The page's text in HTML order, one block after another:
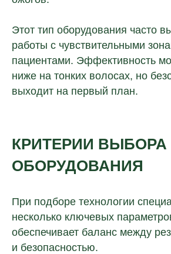
Этот тип оборудования часто
работы с чувствительными
пациентами. Эффективность
ниже на тонких волосах, но
выходит на первый план.
КРИТЕРИИ ВЫБОРА
ОБОРУДОВАНИЯ
При подборе технологии
несколько ключевых
обеспечивает баланс между
и безопасностью.